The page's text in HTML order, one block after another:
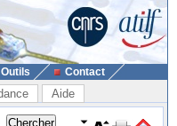
Outils Contact
Aide